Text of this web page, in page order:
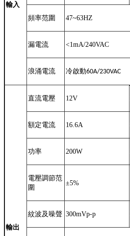
輸入
頻率范圍 47~63HZ
漏電流 <1mA/240VAC
浪涌電流 冷啟動60A/230VAC
輸出
直流電壓 12V
額定電流 16.6A
功率 200W
電壓調節范
圍
±5%
紋波及噪聲 300mVp-p